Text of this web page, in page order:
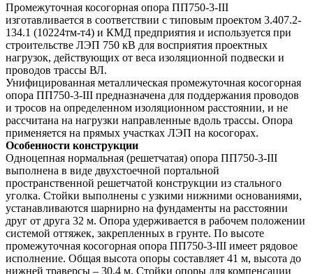
Промежуточная косогорная опора ПП750-3-III
изготавливается в соответствии с типовым проектом 3.407.2-
134.1 (10224тм-т4) и КМД предприятия и используется при
строительстве ЛЭП 750 кВ для восприятия проектных
нагрузок, действующих от веса изоляционной подвески и
проводов трассы ВЛ.
Унифицированная металлическая промежуточная косогорная
опора ПП750-3-III предназначена для поддержания проводов
и тросов на определенном изоляционном расстоянии, и не
рассчитана на нагрузки направленные вдоль трассы. Опора
применяется на прямых участках ЛЭП на косогорах.
Особенности конструкции
Одноцепная нормальная (решетчатая) опора ПП750-3-III
выполнена в виде двухстоечной портальной
пространственной решетчатой конструкции из стального
уголка. Стойки выполнены с узкими нижними основаниями,
устанавливаются шарнирно на фундаменты на расстоянии
друг от друга 32 м. Опора удерживается в рабочем положении
системой оттяжек, закрепленных в грунте. По высоте
промежуточная косогорная опора ПП750-3-III имеет рядовое
исполнение. Общая высота опоры составляет 41 м, высота до
нижней траверсы – 30,4 м. Стойки опоры для компенсации